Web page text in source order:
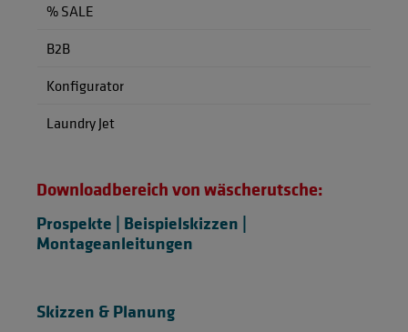
% SALE
B2B
Konfigurator
Laundry Jet
Downloadbereich von wäscherutsche:
Prospekte | Beispielskizzen |
Montageanleitungen
Skizzen & Planung